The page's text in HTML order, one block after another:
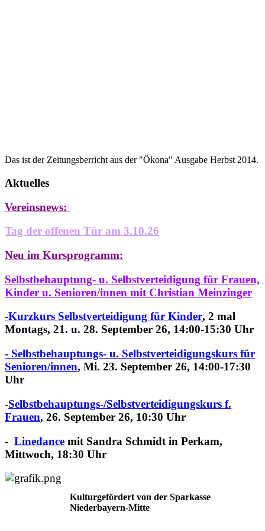
Das ist der Zeitungsberricht aus der "Ökona" Ausgabe Herbst 2014.
Aktuelles
Vereinsnews:
Tag der offenen Tür am 3.10.26
Neu im Kursprogramm:
Selbstbehauptung- u. Selbstverteidigung für Frauen,
Kinder u. Senioren/innen mit Christian Meinzinger
-Kurzkurs Selbstverteidigung für Kinder, 2 mal
Montags, 21. u. 28. September 26, 14:00-15:30 Uhr
- Selbstbehauptungs- u. Selbstverteidigungskurs für
Senioren/innen, Mi. 23. September 26, 14:00-17:30
Uhr
-Selbstbehauptungs-/Selbstverteidigungskurs f.
Frauen, 26. September 26, 10:30 Uhr
- Linedance mit Sandra Schmidt in Perkam,
Mittwoch, 18:30 Uhr
Kulturgefördert von der Sparkasse
Niederbayern-Mitte